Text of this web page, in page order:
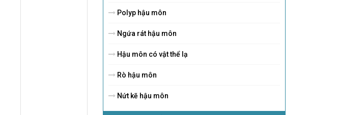
Polyp hậu môn
Ngứa rát hậu môn
Hậu môn có vật thể lạ
Rò hậu môn
Nứt kẽ hậu môn